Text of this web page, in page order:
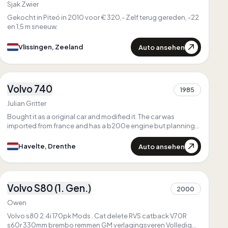
Sjak Zwier
Gekocht in Piteó in 2010 voor € 320,- Zelf terug gereden, -22
en 1,5 m sneeuw.
Vlissingen, Zeeland Auto ansehen
1
3
Volvo 740
1985
Julian Gritter
Bought it as a original car and modified it. The car was
imported from france and has a b200e engine but planning
Havelte, Drenthe
Auto ansehen
1
3
Volvo S80 (1. Gen.)
2000
Owen
Volvo s80 2.4i 170pk Mods . Cat delete RVS catback V70R
s60r 330mm brembo remmen GM verlagingsveren Volledig